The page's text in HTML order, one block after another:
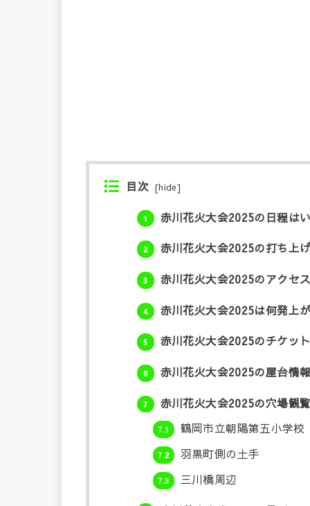
目次 [hide]
1 赤川花火大会2025の日程は
2 赤川花火大会2025の打ち上
3 赤川花火大会2025のアクセ
4 赤川花火大会2025は何発上
5 赤川花火大会2025のチケッ
6 赤川花火大会2025の屋台情
7 赤川花火大会2025の穴場観
7.1 鶴岡市立朝陽第五小学校
7.2 羽黒町側の土手
7.3 三川橋周辺